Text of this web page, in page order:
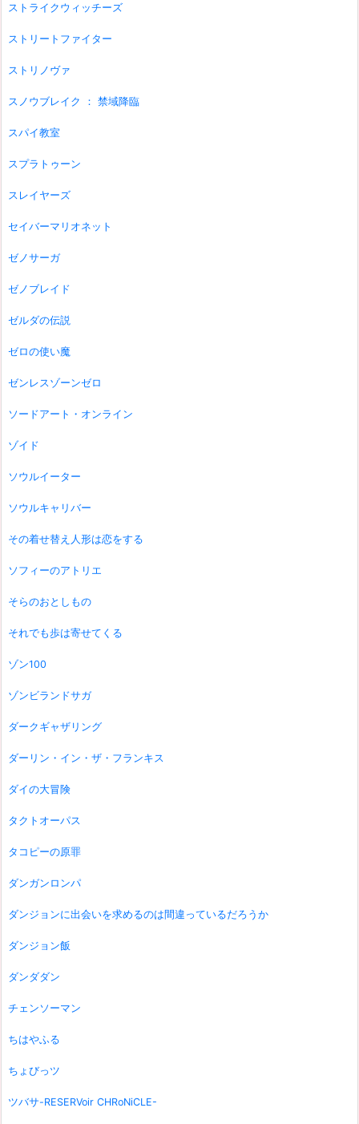
ストライクウィッチーズ
ストリートファイター
ストリノヴァ
スノウブレイク ： 禁域降臨
スパイ教室
スプラトゥーン
スレイヤーズ
セイバーマリオネット
ゼノサーガ
ゼノブレイド
ゼルダの伝説
ゼロの使い魔
ゼンレスゾーンゼロ
ソードアート・オンライン
ゾイド
ソウルイーター
ソウルキャリバー
その着せ替え人形は恋をする
ソフィーのアトリエ
そらのおとしもの
それでも歩は寄せてくる
ゾン100
ゾンビランドサガ
ダークギャザリング
ダーリン・イン・ザ・フランキス
ダイの大冒険
タクトオーパス
タコピーの原罪
ダンガンロンパ
ダンジョンに出会いを求めるのは間違っているだろうか
ダンジョン飯
ダンダダン
チェンソーマン
ちはやふる
ちょびっツ
ツバサ-RESERVoir CHRoNiCLE-